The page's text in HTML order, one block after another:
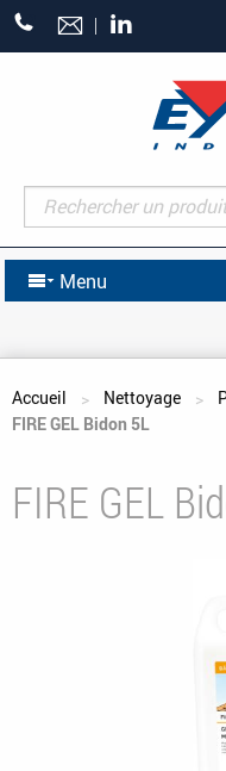
+33
(0)5
Menu
Vous êtes ici
Accueil Nettoyage
FIRE GEL Bidon 5L
FIRE GEL